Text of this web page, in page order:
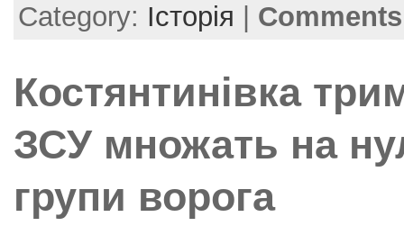
Category: Історія
Костянтинівка
ЗСУ множать на
групи ворога